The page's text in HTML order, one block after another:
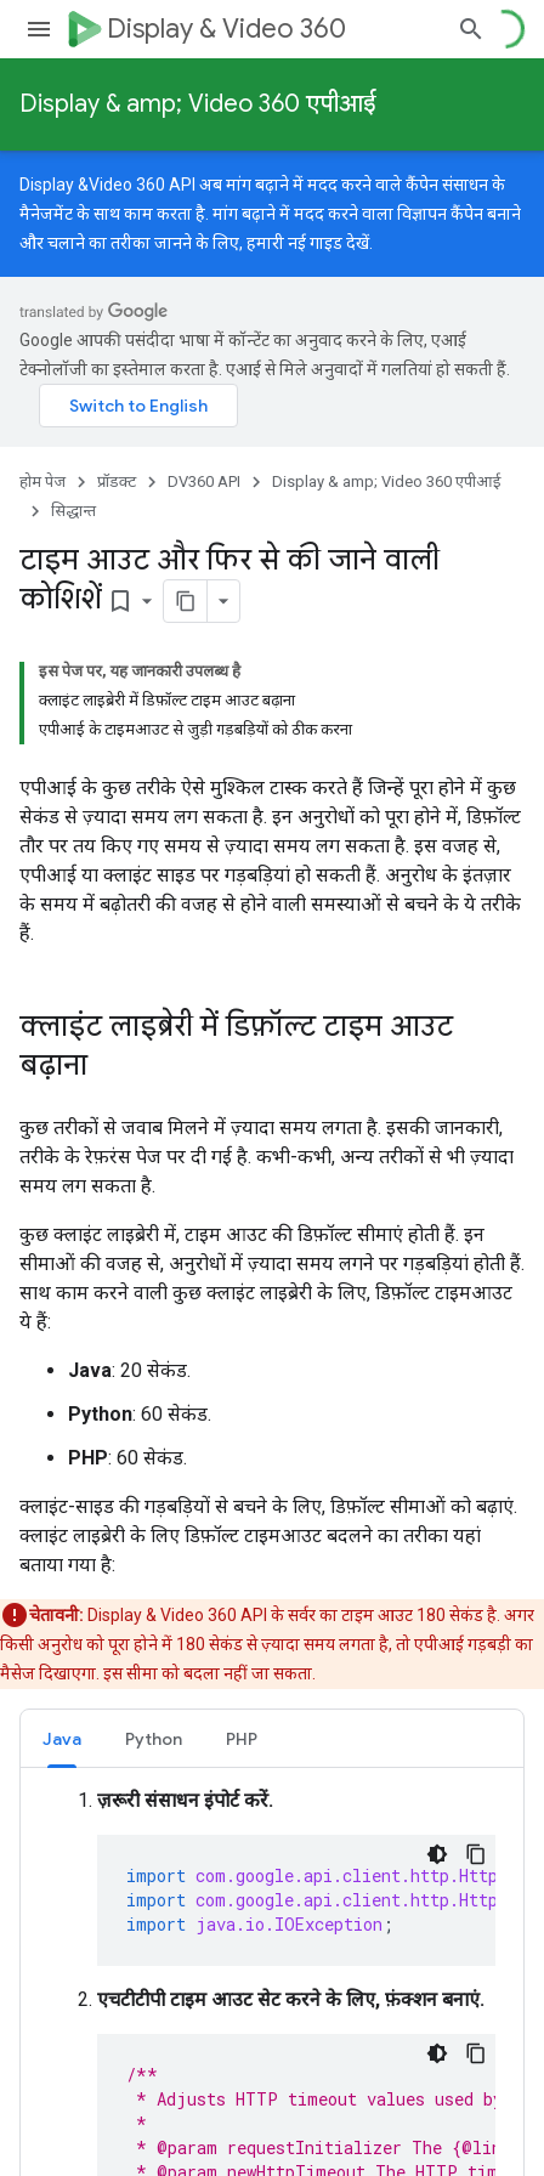
Display & Video 360
Display & amp; Video 360 एपीआई
Display &Video 360 API अब मांग बढ़ाने में मदद करने वाले कैंपेन संसाधन के
मैनेजमेंट के साथ काम करता है. मांग बढ़ाने में मदद करने वाला विज्ञापन कैंपेन बनाने
और चलाने का तरीका जानने के लिए, हमारीनई गाइडदेखें.
Google आपकी पसंदीदा भाषा में कॉन्टेंट का अनुवाद करने के लिए, एआई
टेक्नोलॉजी का इस्तेमाल करता है. एआई से मिले अनुवादों में गलतियां हो सकती हैं.
होम पेज प्रॉडक्ट DV360 API
Display & amp; Video 360 एपीआई
सिद्धान्त
टाइम आउट और फिर से की जाने वाली
कोशिशें bookmark_border
इस पेज पर, यह जानकारी उपलब्ध है
क्लाइंट लाइब्रेरी में डिफ़ॉल्ट टाइम आउट बढ़ाना
एपीआई के टाइमआउट से जुड़ी गड़बड़ियों को ठीक करना
एपीआई के कुछ तरीके ऐसे मुश्किल टास्क करते हैं जिन्हें पूरा होने में कुछ
सेकंड से ज़्यादा समय लग सकता है. इन अनुरोधों को पूरा होने में, डिफ़ॉल्ट
तौर पर तय किए गए समय से ज़्यादा समय लग सकता है. इस वजह से,
एपीआई या क्लाइंट साइड पर गड़बड़ियां हो सकती हैं. अनुरोध के इंतज़ार
के समय में बढ़ोतरी की वजह से होने वाली समस्याओं से बचने के ये तरीके
हैं.
क्लाइंट लाइब्रेरी में डिफ़ॉल्ट टाइम आउट
बढ़ाना
कुछ तरीकों से जवाब मिलने में ज़्यादा समय लगता है. इसकी जानकारी,
तरीके के रेफ़रंस पेज पर दी गई है. कभी-कभी, अन्य तरीकों से भी ज़्यादा
समय लग सकता है.
कुछ क्लाइंट लाइब्रेरी में, टाइम आउट की डिफ़ॉल्ट सीमाएं होती हैं. इन
सीमाओं की वजह से, अनुरोधों में ज़्यादा समय लगने पर गड़बड़ियां होती हैं.
साथ काम करने वाली कुछ क्लाइंट लाइब्रेरी के लिए, डिफ़ॉल्ट टाइमआउट
ये हैं:
Java: 20 सेकंड.
Python: 60 सेकंड.
PHP: 60 सेकंड.
क्लाइंट-साइड की गड़बड़ियों से बचने के लिए, डिफ़ॉल्ट सीमाओं को बढ़ाएं.
क्लाइंट लाइब्रेरी के लिए डिफ़ॉल्ट टाइमआउट बदलने का तरीका यहां
बताया गया है:
चेतावनी: Display & Video 360 API के सर्वर का टाइम आउट 180 सेकंड है. अगर
किसी अनुरोध को पूरा होने में 180 सेकंड से ज़्यादा समय लगता है, तो एपीआई गड़बड़ी का
मैसेज दिखाएगा. इस सीमा को बदला नहीं जा सकता.
Java Python PHP
ज़रूरी संसाधन इंपोर्ट करें.
import
import
import java.io.IOException ;
एचटीटीपी टाइम आउट सेट करने के लिए, फ़ंक्शन बनाएं.
/**
* Adjusts HTTP timeout values used by
*
* @param requestInitializer The {@link